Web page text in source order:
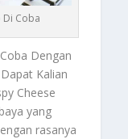
Di Coba
Dengan
Kalian
Cheese
yang
rasanya